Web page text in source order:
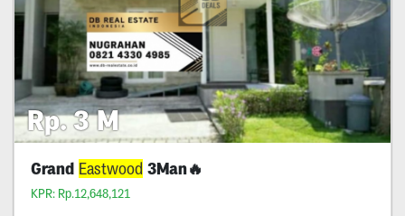
Rp. 3 M
Grand Eastwood 3Man🔥
KPR: Rp.12,648,121